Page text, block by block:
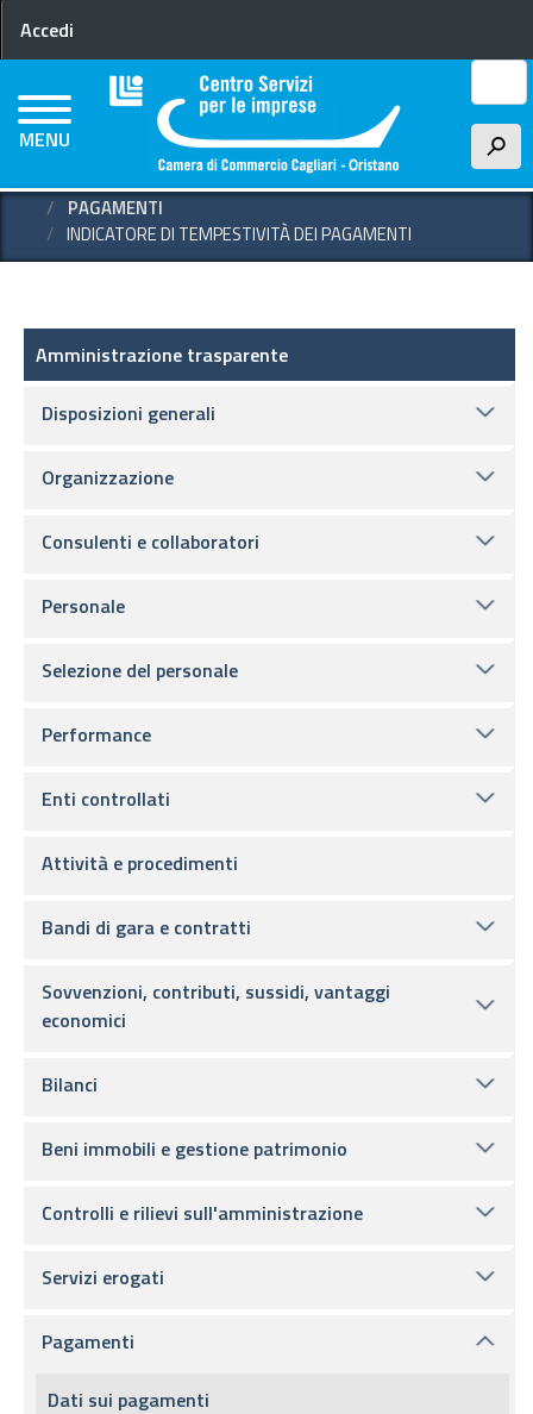
contenuto
principale
Menu profilo utente
Accedi
MENU
Cerca
h
HOME
AMMINISTRAZIONE TRASPARENTE
PAGAMENTI
INDICATORE DI TEMPESTIVITÀ DEI PAGAMENTI
Amministrazione trasparente
Amministrazione trasparente
Disposizioni generali
Organizzazione
Consulenti e collaboratori
Personale
Selezione del personale
Performance
Enti controllati
Attività e procedimenti
Bandi di gara e contratti
Sovvenzioni, contributi, sussidi, vantaggi
economici
Bilanci
Beni immobili e gestione patrimonio
Controlli e rilievi sull'amministrazione
Servizi erogati
Pagamenti
Dati sui pagamenti